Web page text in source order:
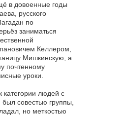
в довоенные годы
русского
по
заниматься
Келлером,
Мишкинскую, а
почтенному
уроки.
категории людей с
был совестью группы,
но меткостью